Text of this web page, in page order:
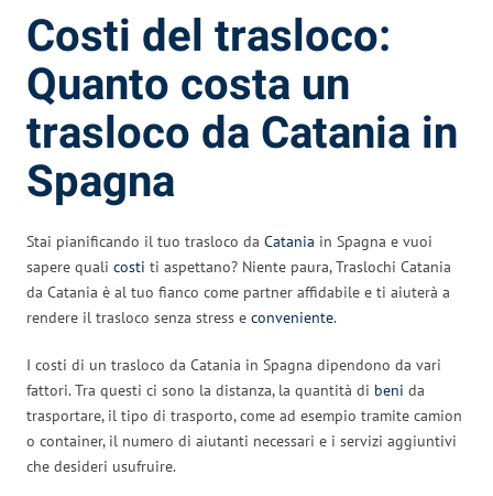
Costi del trasloco:
Quanto costa un
trasloco da Catania in
Spagna
Stai pianificando il tuo trasloco da Catania in Spagna e vuoi
sapere quali costi ti aspettano? Niente paura, Traslochi Catania
da Catania è al tuo fianco come partner affidabile e ti aiuterà a
rendere il trasloco senza stress e conveniente.
I costi di un trasloco da Catania in Spagna dipendono da vari
fattori. Tra questi ci sono la distanza, la quantità di beni da
trasportare, il tipo di trasporto, come ad esempio tramite camion
o container, il numero di aiutanti necessari e i servizi aggiuntivi
che desideri usufruire.